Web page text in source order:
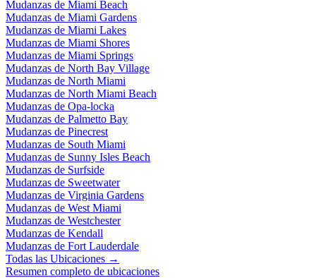
Mudanzas de Miami Beach
Mudanzas de Miami Gardens
Mudanzas de Miami Lakes
Mudanzas de Miami Shores
Mudanzas de Miami Springs
Mudanzas de North Bay Village
Mudanzas de North Miami
Mudanzas de North Miami Beach
Mudanzas de Opa-locka
Mudanzas de Palmetto Bay
Mudanzas de Pinecrest
Mudanzas de South Miami
Mudanzas de Sunny Isles Beach
Mudanzas de Surfside
Mudanzas de Sweetwater
Mudanzas de Virginia Gardens
Mudanzas de West Miami
Mudanzas de Westchester
Mudanzas de Kendall
Mudanzas de Fort Lauderdale
Todas las Ubicaciones →
Resumen completo de ubicaciones